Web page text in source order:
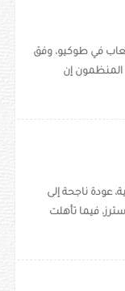
في طوكيو، وفق
المنظمون إن
عودة ناجحة إلى
فيما تأهلت